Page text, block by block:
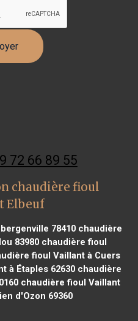
72 66 89 55
chaudière fioul
Elbeuf
78410 chaudière
83980chaudière fioul
fioul Vaillant à Cuers
à Étaples 62630 chaudière
chaudière fioul Vaillant
d'Ozon 69360